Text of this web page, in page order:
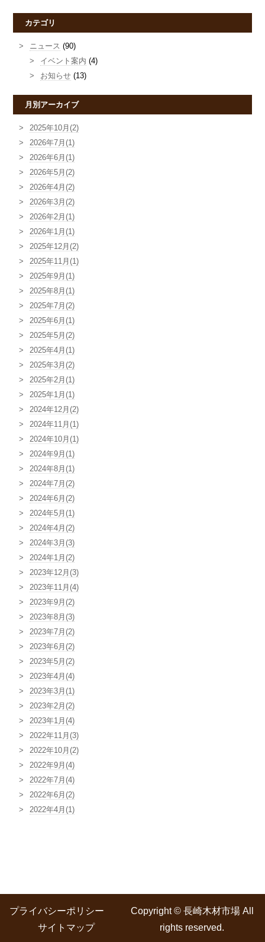
カテゴリ
ニュース (90)
イベント案内 (4)
お知らせ (13)
月別アーカイブ
2025年10月(2)
2026年7月(1)
2026年6月(1)
2026年5月(2)
2026年4月(2)
2026年3月(2)
2026年2月(1)
2026年1月(1)
2025年12月(2)
2025年11月(1)
2025年9月(1)
2025年8月(1)
2025年7月(2)
2025年6月(1)
2025年5月(2)
2025年4月(1)
2025年3月(2)
2025年2月(1)
2025年1月(1)
2024年12月(2)
2024年11月(1)
2024年10月(1)
2024年9月(1)
2024年8月(1)
2024年7月(2)
2024年6月(2)
2024年5月(1)
2024年4月(2)
2024年3月(3)
2024年1月(2)
2023年12月(3)
2023年11月(4)
2023年9月(2)
2023年8月(3)
2023年7月(2)
2023年6月(2)
2023年5月(2)
2023年4月(4)
2023年3月(1)
2023年2月(2)
2023年1月(4)
2022年11月(3)
2022年10月(2)
2022年9月(4)
2022年7月(4)
2022年6月(2)
2022年4月(1)
プライバシーポリシー
サイトマップ
Copyright © 長崎木材市場 All
rights reserved.